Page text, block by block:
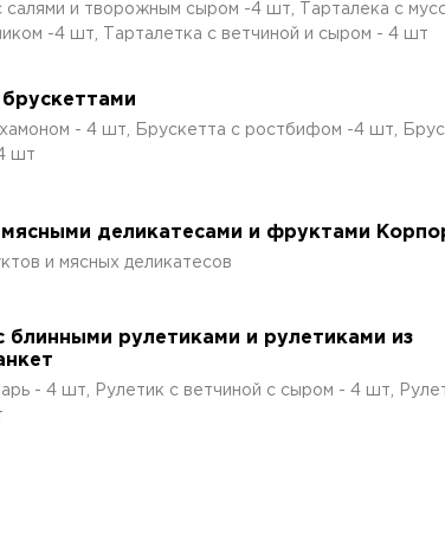
салями и творожным сыром -4 шт, Тарталека с
-4 шт, Тарталетка с ветчиной и сыром - 4 шт
хамоном - 4 шт, Брускетта с ростбифом -4 шт,
шт
деликатесами и фруктами
и мясных деликатесов
блинными рулетиками и рулетиками из
- 4 шт, Рулетик с ветчиной с сыром - 4 шт,